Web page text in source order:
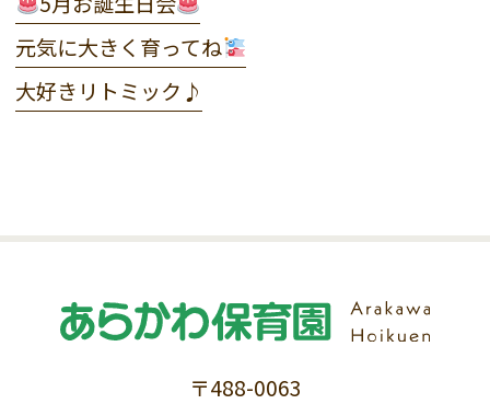
元気に大きく育ってね
大好きリトミック♪
〒488-0063